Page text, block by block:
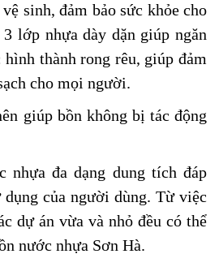
sinh, đảm bảo sức khỏe cho
lớp nhựa dày dặn giúp ngăn
thành rong rêu, giúp đảm
cho mọi người.
giúp bồn không bị tác động
nhựa đa dạng dung tích đáp
của người dùng. Từ việc
dự án vừa và nhỏ đều có thể
nước nhựa Sơn Hà.